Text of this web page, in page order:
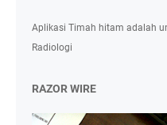
Aplikasi Timah hitam adalah
Radiologi
RAZOR WIRE